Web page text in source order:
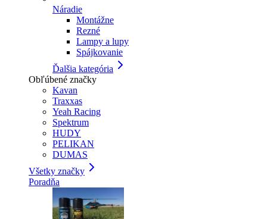
Náradie
Montážne
Rezné
Lampy a lupy
Spájkovanie
Ďalšia kategória
Obľúbené značky
Kavan
Traxxas
Yeah Racing
Spektrum
HUDY
PELIKAN
DUMAS
Všetky značky
Poradňa